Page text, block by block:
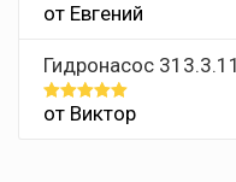
Оценка5
от Евгений
Гидронасос
Оценка5
от Виктор